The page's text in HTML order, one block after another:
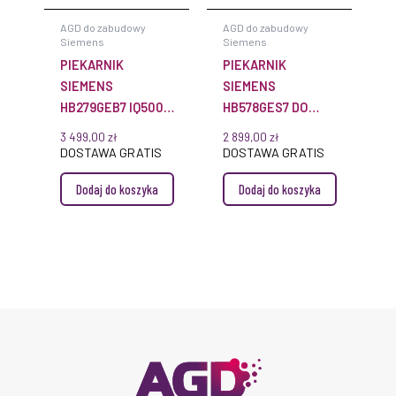
AGD do zabudowy
Siemens
PIEKARNIK
SIEMENS
HB279GEB7 IQ500
CZARNY
3 499,00 zł
DOSTAWA GRATIS
Dodaj do koszyka
AGD do zabudowy
Siemens
PIEKARNIK
SIEMENS
HB578GES7 DO
60 X 60 CM
STALOWY
2 899,00 zł
DOSTAWA GRATIS
Dodaj do koszyka